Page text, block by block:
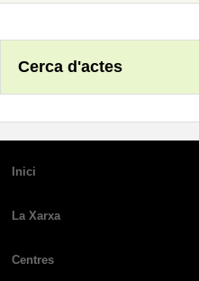
Cerca d'actes
Inici
La Xarxa
Centres